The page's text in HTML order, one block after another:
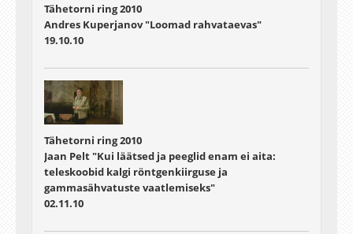
Tähetorni ring 2010
Andres Kuperjanov "Loomad rahvataevas"
19.10.10
Tähetorni ring 2010
Jaan Pelt "Kui läätsed ja peeglid enam ei aita:
teleskoobid kalgi röntgenkiirguse ja
gammasähvatuste vaatlemiseks"
02.11.10